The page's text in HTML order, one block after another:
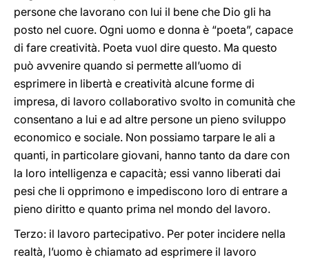
persone che lavorano con lui il bene che Dio gli ha
posto nel cuore. Ogni uomo e donna è “poeta”, capace
di fare creatività. Poeta vuol dire questo. Ma questo
può avvenire quando si permette all’uomo di
esprimere in libertà e creatività alcune forme di
impresa, di lavoro collaborativo svolto in comunità che
consentano a lui e ad altre persone un pieno sviluppo
economico e sociale. Non possiamo tarpare le ali a
quanti, in particolare giovani, hanno tanto da dare con
la loro intelligenza e capacità; essi vanno liberati dai
pesi che li opprimono e impediscono loro di entrare a
pieno diritto e quanto prima nel mondo del lavoro.
Terzo: il lavoro partecipativo. Per poter incidere nella
realtà, l’uomo è chiamato ad esprimere il lavoro